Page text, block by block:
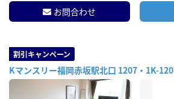
お問合わせ
割引キャンペーン
Kマンスリー福岡赤坂駅北口 1207・1K-